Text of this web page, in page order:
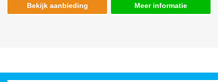
Bekijk aanbieding Meer informatie